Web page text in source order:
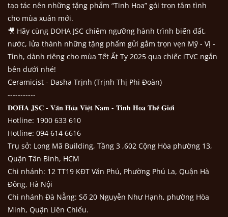
tạo tác nên những tặng phẩm “Tinh Hoa” gói trọn tâm tình
cho mùa xuân mới.
🎥 Hãy cùng DOHA JSC chiêm ngưỡng hành trình biến đất,
nước, lửa thành những tặng phẩm gửi gắm trọn vẹn Mỹ - Vị -
Tình, dành riêng cho mùa Tết Ất Tỵ 2025 qua chiếc iTVC ngắn
bên dưới nhé!
Ceramicist - Dasha Trịnh (Trịnh Thị Phi Đoàn)
​-----------
𝐃𝐎𝐇𝐀 𝐉𝐒𝐂 - 𝐕𝐚̆𝐧 𝐇𝐨́𝐚 𝐕𝐢𝐞̣̂𝐭 𝐍𝐚𝐦 - 𝐓𝐢𝐧𝐡 𝐇𝐨𝐚 𝐓𝐡𝐞̂́ 𝐆𝐢𝐨̛́𝐢
Hotline: 1900 633 610
Hotline: 094 614 6616
Trụ sở: Long Mã Building, Tầng 3 ,602 Cộng Hòa phường 13,
Quận Tân Bình, HCM
Chi nhánh: 12 TT19 KĐT Văn Phú, Phường Phú La, Quận Hà
Đông, Hà Nội
Chi nhánh Đà Nẵng: Số 20 Nguyễn Như Hạnh, phường Hòa
Minh, Quận Liên Chiểu.